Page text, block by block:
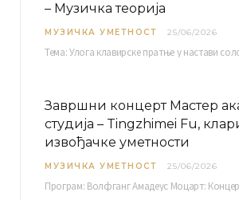
– Музичка теорија
МУЗИЧКА УМЕТНОСТ 25/06/2026
Завршни концерт Мастер
студија – Tingzhimei Fu,
извођачке уметности
МУЗИЧКА УМЕТНОСТ 25/06/2026